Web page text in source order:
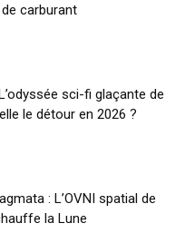
carburant
sci-fi glaçante de
le détour en 2026 ?
: L’OVNI spatial de
la Lune